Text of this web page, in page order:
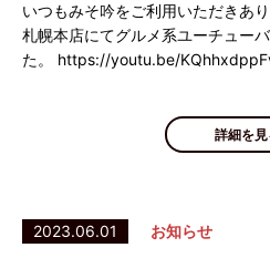
いつもみそ吟をご利用いただきあ
札幌本店にてグルメ系ユーチュー
た。 https://youtu.be/
詳細を見
2023.06.01 お知らせ